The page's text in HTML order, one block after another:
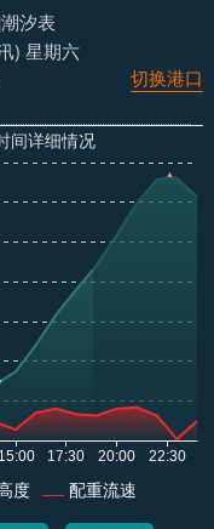
汐表
) 星期六
切换港口
间详细情况
度 配重流速